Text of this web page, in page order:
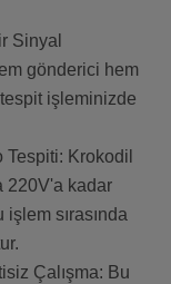
Sinyal
gönderici hem
işleminizde
Krokodil
220V'a kadar
sırasında
Çalışma: Bu